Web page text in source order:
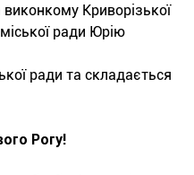
Криворізької
ради Юрію
ради та складається
Рогу!